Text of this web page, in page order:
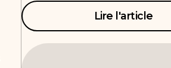
Lire l'article